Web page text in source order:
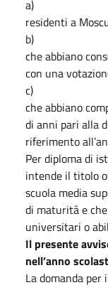
a)
residenti a
b)
che abbiano
con una
c)
che abbiano
di anni pari alla
riferimento
Per diploma di
intende il titolo
scuola media
di maturità e
universitari o
Il presente
nell’anno
La domanda